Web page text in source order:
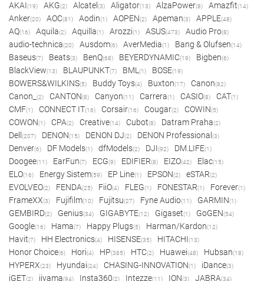
AKAI(19) AKG(2) Alcatel (3) Aligator(13) AlzaPower(8) Amazfit(14)
Anker(20) AOC(81) Aodin(1) AOPEN(2) Apeman(3) APPLE(48)
AQ(16) Aquila(2) Aquilla(1) Arozzi(1) ASUS(473) Audio Pro(8)
audio-technica(20) Ausdom(6) AverMedia(1) Bang & Olufsen(14)
Baseus(7) Beats(3) BenQ(68) BEYERDYNAMIC(19) Bigben(6)
BlackView(13) BLAUPUNKT(7) BML (1) BOSE(19)
BOWERS&WILKINS(5) Buddy Toys(4) Buxton(17) Canon(82)
Canon_ (2) CANTON(8) Canyon(11) Carrera(1) CASIO(8) CAT(1)
CMF(1) CONNECT IT(16) Corsair(16) Cougar(2) COWIN(5)
COWON(1) CPA(2) Creative(14) Cubot(8) Datram Praha(2)
Dell (207) DENON(15) DENON DJ(2) DENON Professional (3)
Denver(6) DF Models(1) dfModels(2) DJI(92) DM.LIFE(1)
Doogee(11) EarFun(7) ECG(9) EDIFIER(8) EIZO(42) Elac(15)
ELO(16) Energy Sistem(59) EP Line(1) EPSON(2) eSTAR(2)
EVOLVEO(2) FENDA(25) FiiO(4) FLEG(1) FONESTAR(1) Forever(1)
FrameXX(3) Fujifilm(10) Fujitsu(27) Fyne Audio(11) GARMIN(1)
GEMBIRD(2) Genius(34) GIGABYTE(12) Gigaset(1) GoGEN(54)
Google(16) Hama(7) Happy Plugs(5) Harman/Kardon(12)
Havit(7) HH Electronics(4) HISENSE(35) HITACHI(13)
Honor Choice(6) Hori(4) HP(385) HTC(2) Huawei(48) Hubsan(18)
HYPERX(23) Hyundai(24) CHASING-INNOVATION(1) iDance(3)
iGET(2) iiyama(94) Insta360(2) Intezze(11) ION(3) JABRA(34)